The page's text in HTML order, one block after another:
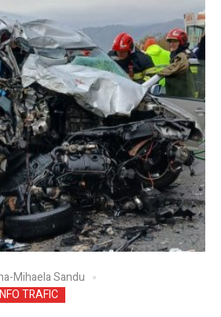
Mihaela Sandu
TRAFIC